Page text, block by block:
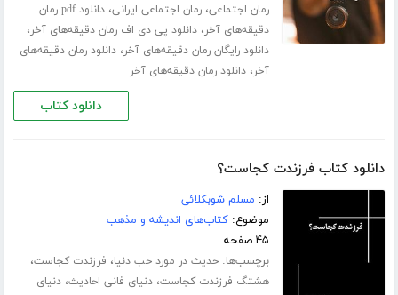
رمان اجتماعی،رمان اجتماعی ایرانی،
دانلود pdf رمان
دقیقه‌های آخر،دانلود پی دی اف رمان دقیقه‌های آخر،
دانلود رایگان رمان دقیقه‌های آخر،دانلود رمان دقیقه‌های
آخر،دانلود رمان دقیقه‌های آخر
دانلود کتاب
دانلود کتاب فرزندت کجاست؟
از: مسلم شوبکلائی
موضوع:کتاب‌های اندیشه و مذهب
۴۵ صفحه
برچسب‌ها:حدیث در مورد حب دنیا، فرزندت کجاست،
هشتگ فرزندت کجاست،دنیای فانی احادیث،دنیای